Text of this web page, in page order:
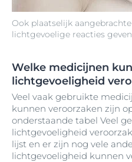
Ook plaatselijk
lichtgevoelige reacties
Welke medicijnen
lichtgevoeligheid
Veel vaak gebruikte
kunnen veroorzaken zijn
onderstaande tabel Veel
lichtgevoeligheid
lijst en er zijn nog vele
lichtgevoeligheid kunnen